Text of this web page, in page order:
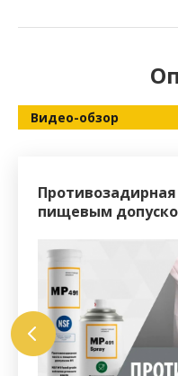
Видео-обзор
Противозадирная
пищевым